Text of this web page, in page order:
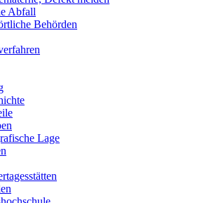
Abfall
Behörden
Lage